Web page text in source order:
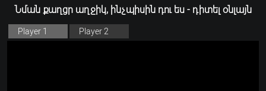
Նման քաղցր աղջիկ, ինչպիսին դու ես - դիտել օնլայն
Player 1 Player 2